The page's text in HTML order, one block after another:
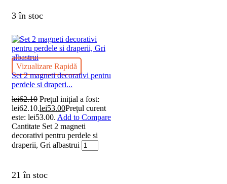
3 în stoc
Vizualizare Rapidă
Set 2 magneti decorativi pentru
perdele si draperi...
lei62.10 Prețul inițial a fost:
lei62.10.lei53.00Prețul curent
este: lei53.00. Add to Compare
Cantitate Set 2 magneti
decorativi pentru perdele si
draperii, Gri albastrui
21 în stoc